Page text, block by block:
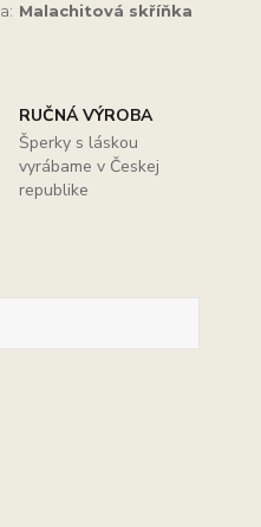
Malachitová skříňka
RUČNÁ VÝROBA
Šperky s láskou
vyrábame v Českej
republike